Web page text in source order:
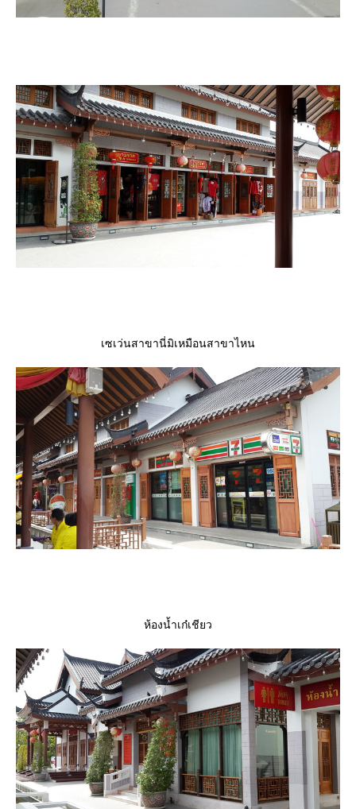
เซเว่นสาขานี่มิเหมือนสาขาไหน
ห้องน้ำเก๋เชียว